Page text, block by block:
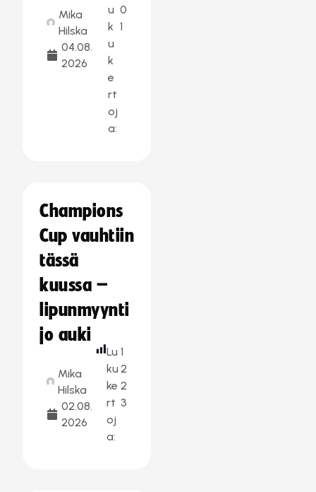
Mika
Hilska
04.08.
2026
u
k
u
k
e
rt
oj
a:
0
1
Champions
Cup vauhtiin
tässä
kuussa –
lipunmyynti
jo auki
Mika
Hilska
02.08.
2026
Lu
ku
ke
rt
oj
a:
1
2
2
3